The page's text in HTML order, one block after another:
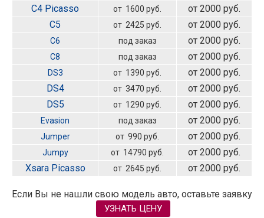
C4 Picasso
от 1600 руб.
от 2000 руб.
C5
от 2425 руб. от 2000 руб.
C6 под заказ от 2000 руб.
C8 под заказ от 2000 руб.
DS3 от 1390 руб.
от 2000 руб.
DS4
от 3470 руб.
от 2000 руб.
DS5
от 1290 руб. от 2000 руб.
Evasion под заказ от 2000 руб.
Jumper от 990 руб. от 2000 руб.
Jumpy от 14790 руб.
от 2000 руб.
Xsara Picasso
от 2645 руб. от 2000 руб.
Если Вы не нашли свою модель авто, оставьте заявку
УЗНАТЬ ЦЕНУ